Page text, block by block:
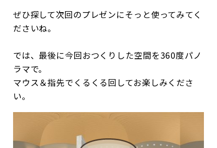
ぜひ探して次回のプレゼンにそっと使ってみてく
ださいね。
では、最後に今回おつくりした空間を360度パノ
ラマで。
マウス＆指先でくるくる回してお楽しみくださ
い。